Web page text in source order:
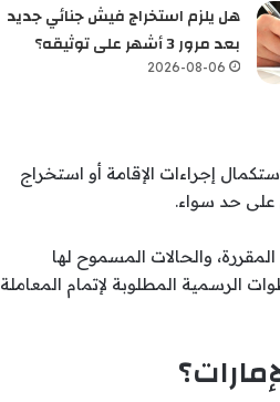
هل يلزم استخراج فيش جنائي جديد
بعد مرور 3 أشهر على توثيقه؟
2026-08-06
إجراءات الإقامة أو استخراج
على حد سواء.
والحالات المسموح لها
الرسمية المطلوبة لإتمام المعاملة